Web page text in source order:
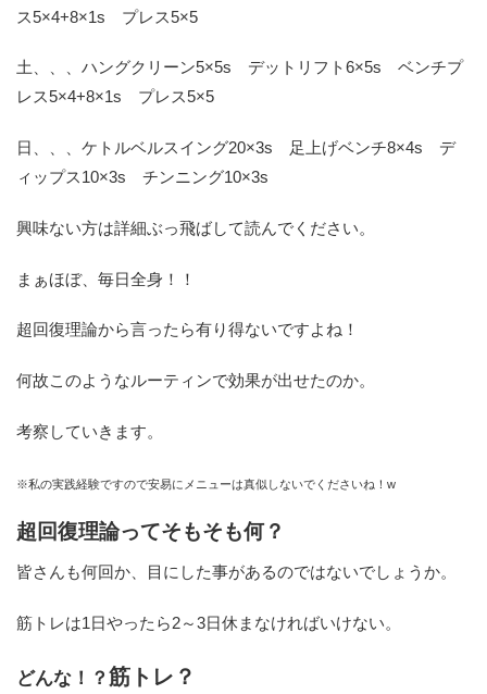
ス5×4+8×1s プレス5×5
土、、、ハングクリーン5×5s デットリフト6×5s ベンチプ
レス5×4+8×1s プレス5×5
日、、、ケトルベルスイング20×3s 足上げベンチ8×4s デ
ィップス10×3s チンニング10×3s
興味ない方は詳細ぶっ飛ばして読んでください。
まぁほぼ、毎日全身！！
超回復理論から言ったら有り得ないですよね！
何故このようなルーティンで効果が出せたのか。
考察していきます。
※私の実践経験ですので安易にメニューは真似しないでくださいね！w
超回復理論ってそもそも何？
皆さんも何回か、目にした事があるのではないでしょうか。
筋トレは1日やったら2～3日休まなければいけない。
どんな！？ 筋トレ？